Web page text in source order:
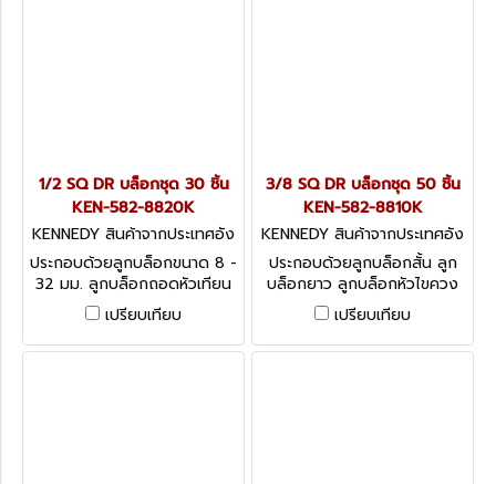
1/2 SQ DR บล็อกชุด 30 ชิ้น
KEN-582-8820K
KENNEDY สินค้าจากประเทศอัง
กฤษ-1
ประกอบด้วยลูกบล็อกขนาด 8 -
32 มม. ลูกบล็อกถอดหัวเทียน
พร้อมด้ามและข้อต่อในชุด Side
Drive Socket Sets - 1/2
Square Drive 30 Piece
เปรียบเทียบ
3/8 SQ DR บล็อกชุด 50 ชิ้น
KEN-582-8810K
KENNEDY สินค้าจากประเทศอัง
กฤษ-1
ประกอบด้วยลูกบล็อกสั้น ลูก
บล็อกยาว ลูกบล็อกหัวไขควง
หัวหกเหลี่ยม พร้อมด้ามและข้อ
ต่อในชุด Side Drive Socket
Sets - 3/8 Square Drive 50
เปรียบเทียบ